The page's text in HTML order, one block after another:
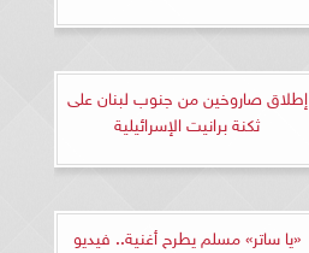
إطلاق صاروخين من جنوب لبنان على
ثكنة برانيت الإسرائيلية
«يا ساتر» مسلم يطرح أغنية.. فيديو